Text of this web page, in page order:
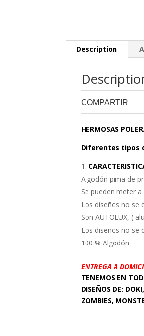
Description
COMPARTIR
HERMOSAS
Diferentes tipos
Algodón pima de
Se pueden meter a
Los diseños no se
Son AUTOLUX, (
Los diseños no se
100 % Algodón
ENTREGA A
TENEMOS EN
DISEÑOS DE:
ZOMBIES,